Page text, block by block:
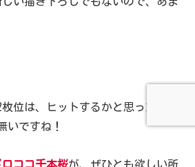
位は、ヒットするかと思ったので
いですね！
ココ千本桜が、ぜひとも欲しい所